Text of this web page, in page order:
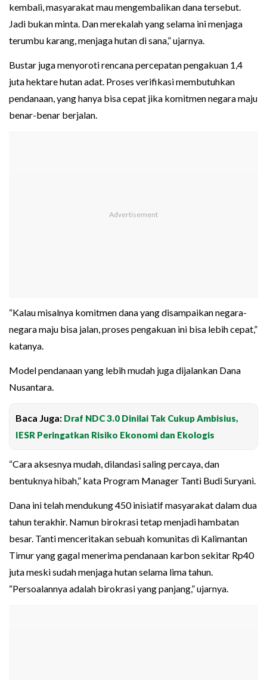
kembali, masyarakat mau mengembalikan dana tersebut.
Jadi bukan minta. Dan merekalah yang selama ini menjaga
terumbu karang, menjaga hutan di sana,” ujarnya.
Bustar juga menyoroti rencana percepatan pengakuan 1,4
juta hektare hutan adat. Proses verifikasi membutuhkan
pendanaan, yang hanya bisa cepat jika komitmen negara maju
benar-benar berjalan.
“Kalau misalnya komitmen dana yang disampaikan negara-
negara maju bisa jalan, proses pengakuan ini bisa lebih cepat,”
katanya.
Model pendanaan yang lebih mudah juga dijalankan Dana
Nusantara.
Baca Juga: Draf NDC 3.0 Dinilai Tak Cukup Ambisius,
IESR Peringatkan Risiko Ekonomi dan Ekologis
“Cara aksesnya mudah, dilandasi saling percaya, dan
bentuknya hibah,” kata Program Manager Tanti Budi Suryani.
Dana ini telah mendukung 450 inisiatif masyarakat dalam dua
tahun terakhir. Namun birokrasi tetap menjadi hambatan
besar. Tanti menceritakan sebuah komunitas di Kalimantan
Timur yang gagal menerima pendanaan karbon sekitar Rp40
juta meski sudah menjaga hutan selama lima tahun.
“Persoalannya adalah birokrasi yang panjang,” ujarnya.